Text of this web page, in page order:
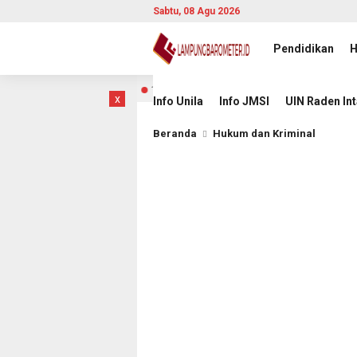
Sabtu, 08 Agu 2026
Pendidikan
Info Unila Info JMSI UIN Raden
x
10 jam lalu Wakil Bupati Pesawaran Ajak Mahasiswa
Beranda Hukum dan Kriminal